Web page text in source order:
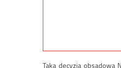
Taka decyzja obsadowa